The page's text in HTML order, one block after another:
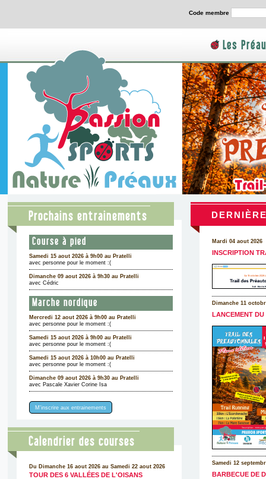
Code membre
Les
Prochains entrainements
Course à pied
Samedi 15 aout 2026 à 9h00 au Pratelli
avec personne pour le moment :(
Dimanche 09 aout 2026 à 9h30 au Pratelli
avec Cédric
Marche nordique
Mercredi 12 aout 2026 à 9h00 au Pratelli
avec personne pour le moment :(
Samedi 15 aout 2026 à 9h00 au Pratelli
avec personne pour le moment :(
Samedi 15 aout 2026 à 10h00 au Pratelli
avec personne pour le moment :(
Dimanche 09 aout 2026 à 9h30 au Pratelli
avec Pascale Xavier Corine Isa
M'inscrire aux entrainements
Calendrier des courses
Du Dimanche 16 aout 2026 au Samedi 22 aout 2026
TOUR DES 6 VALLÉES DE L'OISANS
Mardi 04 aout 2026
INSCRIPTION
Dimanche 11
LANCEMENT
Samedi 12
BARBECUE DE